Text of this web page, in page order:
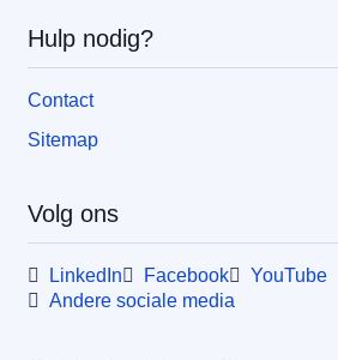
Hulp nodig?
Contact
Sitemap
Volg ons
LinkedIn Facebook
YouTube
Andere sociale media